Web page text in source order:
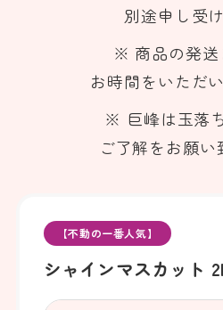
別途申し受け
※ 商品の発送
お時間をいただ
※ 巨峰は玉落
ご了解をお願い
【不動の一番人気】
シャインマスカット